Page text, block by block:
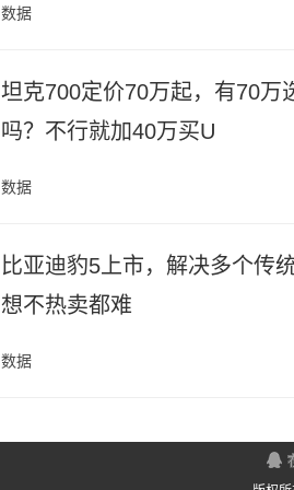
数据
坦克700定价70万起，有70万
吗？不行就加40万买U
数据
比亚迪豹5上市，解决多个传
想不热卖都难
数据